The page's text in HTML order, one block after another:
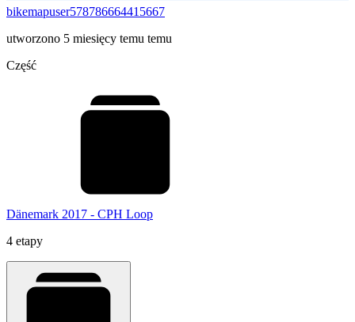
bikemapuser578786664415667
utworzono 5 miesięcy temu temu
Część
Dänemark 2017 - CPH Loop
4 etapy